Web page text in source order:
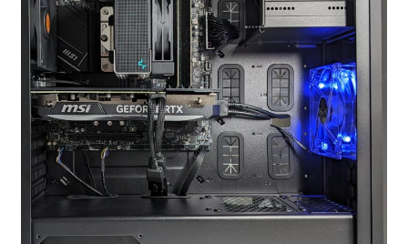
ご使用時にあたって